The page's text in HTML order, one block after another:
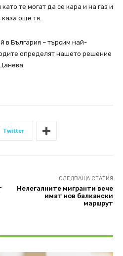
те могат да се кара и на газ и
още тя.
в България – търсим най-
определят нашето решение
Twitter
СЛЕДВАЩА СТАТИЯ
Нелегалните мигранти вече
имат нов балкански
маршрут